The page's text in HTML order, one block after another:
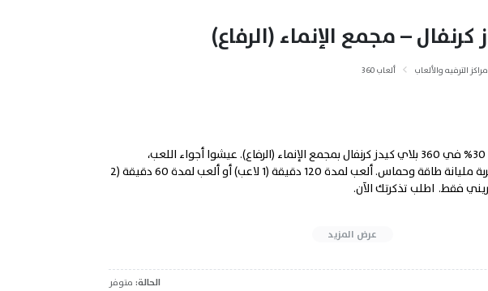
مراكز الترفيه والألعاب ألعاب 360
استمتع بخصم يصل إلى 30% في 360 بلاي كيدز كرنفال بمجمع الإنماء (الرفاع). عيشوا أجواء اللعب،
التحدي، والمتعة مع تجربة مليانة طاقة وحماس. ألعب لمدة 120 دقيقة (1 لاعب) أو ألعب لمدة 60 دقيقة (2
عرض المزيد
الحالة: متوفر